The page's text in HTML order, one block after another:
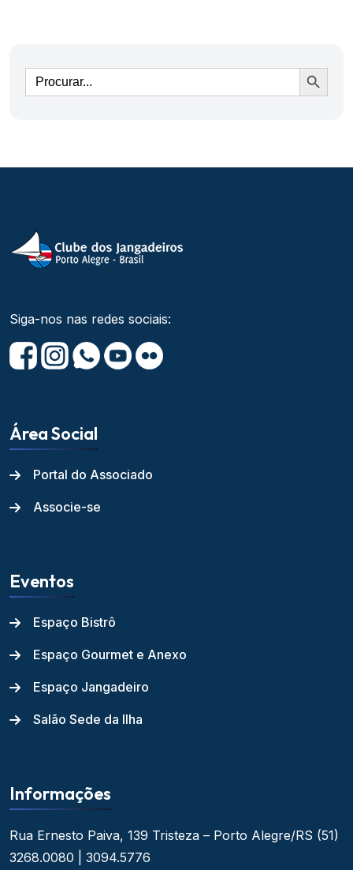
Ir
Siga-nos nas redes sociais:
Área Social
Portal do Associado
Associe-se
Eventos
Espaço Bistrô
Espaço Gourmet e Anexo
Espaço Jangadeiro
Salão Sede da Ilha
Informações
Rua Ernesto Paiva, 139 Tristeza – Porto Alegre/RS (51)
3268.0080 | 3094.5776